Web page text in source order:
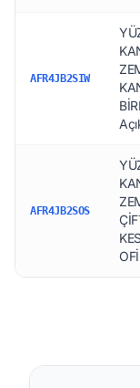
AFR4JB2SIW
AFR4JB2SOS